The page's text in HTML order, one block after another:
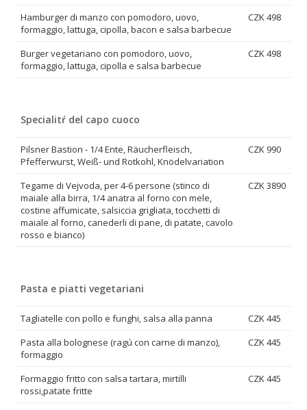
Hamburger di manzo con pomodoro, uovo,
formaggio, lattuga, cipolla, bacon e salsa barbecue
CZK 498
Burger vegetariano con pomodoro, uovo,
formaggio, lattuga, cipolla e salsa barbecue
CZK 498
Specialitŕ del capo cuoco
Pilsner Bastion - 1/4 Ente, Räucherfleisch,
Pfefferwurst, Weiß- und Rotkohl, Knödelvariation
CZK 990
Tegame di Vejvoda, per 4-6 persone (stinco di
maiale alla birra, 1/4 anatra al forno con mele,
costine affumicate, salsiccia grigliata, tocchetti di
maiale al forno, canederli di pane, di patate, cavolo
rosso e bianco)
CZK 3890
Pasta e piatti vegetariani
Tagliatelle con pollo e funghi, salsa alla panna
CZK 445
Pasta alla bolognese (ragú con carne di manzo),
formaggio
CZK 445
Formaggio fritto con salsa tartara, mirtilli
rossi,patate fritte
CZK 445